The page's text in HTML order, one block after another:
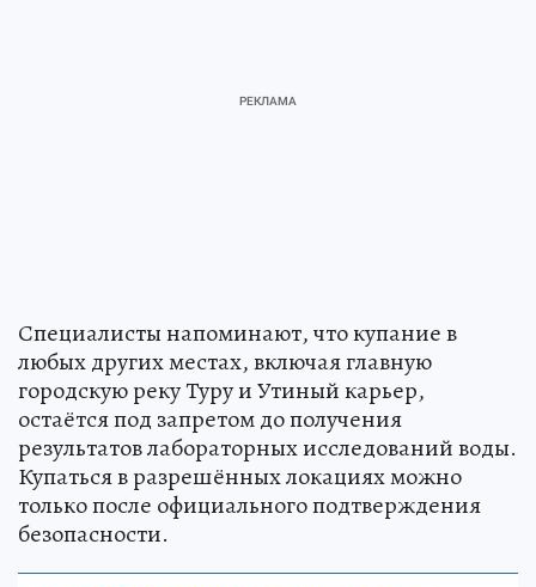
Специалисты напоминают, что купание в
любых других местах, включая главную
городскую реку Туру и Утиный карьер,
остаётся под запретом до получения
результатов лабораторных исследований воды.
Купаться в разрешённых локациях можно
только после официального подтверждения
безопасности.